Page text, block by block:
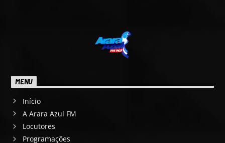
MENU
Início
A Arara Azul FM
Locutores
Programações